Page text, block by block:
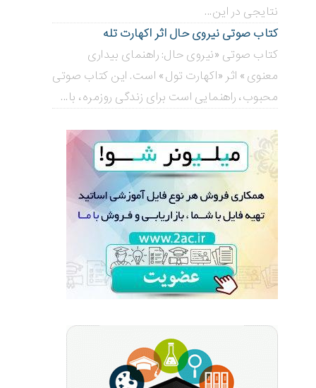
نتایجی در این...
کتاب صوتی نیروی حال اثر اکهارت تله
کتاب صوتی «نیروی حال: راهنمای بیداری
معنوی» اثر «اکهارت تول» است. این کتاب صوتی
محبوب، راهنمایی است برای زندگی روزمره، با...